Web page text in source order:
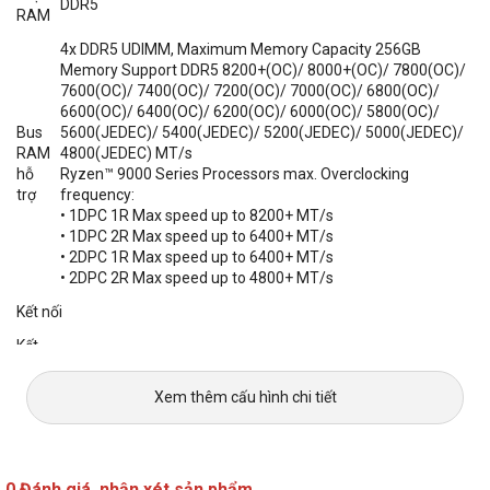
RAM
DDR5
Bus
RAM
hỗ
trợ
4x DDR5 UDIMM, Maximum Memory Capacity 256GB
Memory Support DDR5 8200+(OC)/ 8000+(OC)/ 7800(OC)/
7600(OC)/ 7400(OC)/ 7200(OC)/ 7000(OC)/ 6800(OC)/
6600(OC)/ 6400(OC)/ 6200(OC)/ 6000(OC)/ 5800(OC)/
5600(JEDEC)/ 5400(JEDEC)/ 5200(JEDEC)/ 5000(JEDEC)/
4800(JEDEC) MT/s
Ryzen™ 9000 Series Processors max. Overclocking
frequency:
• 1DPC 1R Max speed up to 8200+ MT/s
• 1DPC 2R Max speed up to 6400+ MT/s
• 2DPC 1R Max speed up to 6400+ MT/s
• 2DPC 2R Max speed up to 4800+ MT/s
Kết nối
Kết
mạn
2.5 Gigabit LAN 10/100/1000/2500 Mb/s
số
Supports MU-MIMO TX/RX, 2.4GHz/ 5GHz/ 6GHz (320MHz)
Xem thêm cấu hình chi tiết